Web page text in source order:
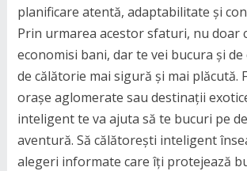
planificare atentă, adaptabilitate și
Prin urmarea acestor sfaturi, nu doar
economisi bani, dar te vei bucura și
de călătorie mai sigură și mai plăcută.
orașe aglomerate sau destinații
inteligent te va ajuta să te bucuri pe
aventură. Să călătorești inteligent
alegeri informate care îți protejează